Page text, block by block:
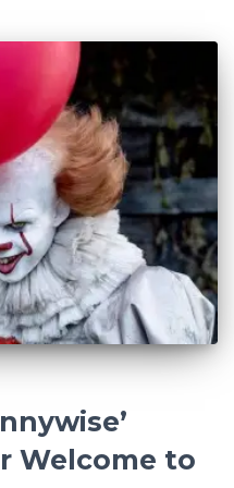
Welcome to